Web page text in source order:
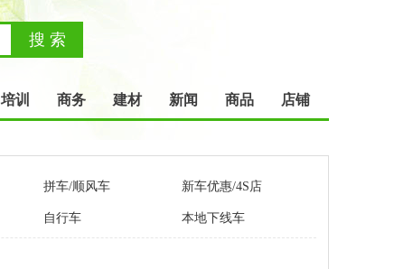
培训 商务 建材 新闻 商品 店铺
拼车/顺风车 新车优惠/4S店
自行车 本地下线车